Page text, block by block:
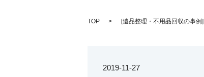
TOP [遺品整理・不用品回収の事例]
2019-11-27